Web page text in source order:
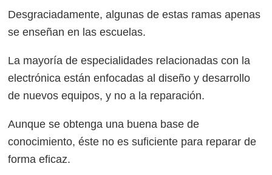
Desgraciadamente, algunas de estas ramas apenas
se enseñan en las escuelas.
La mayoría de especialidades relacionadas con la
electrónica están enfocadas al diseño y desarrollo
de nuevos equipos, y no a la reparación.
Aunque se obtenga una buena base de
conocimiento, éste no es suficiente para reparar de
forma eficaz.